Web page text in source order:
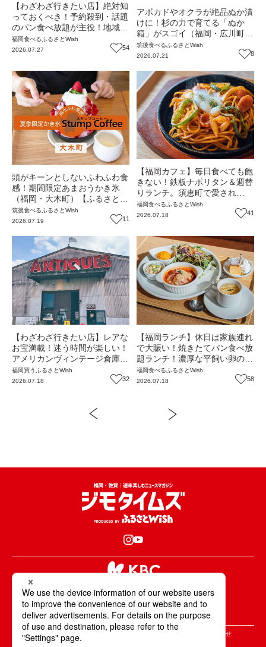
【わざわざ行きたい店】絶対知
っておくべき！予約殺到・話題
のパン食べ放題が主役！地域の
愛されビュッフェレストラン
『bound garden』（福岡・新
福岡食べる ふるさとWish
2026.07.27
54
アボカドやオクラが絶品ぬか漬
けに！杉の力で育てる「ぬか
箱」がスゴイ（福岡・広川町）
【ふるさとWish】
筑後食べる ふるさとWish
2026.07.21
8
頭がキーンとしないふわふわ食
感！期間限定あまおうかき氷
（福岡・大木町）【ふるさと
Wish】
筑後食べる ふるさとWish
2026.07.19
11
【福岡カフェ】毎日食べても飽
きない！鉄板ナポリタン＆週替
りランチ。須恵町で愛され
る"やさしいご飯"カフェ『cota
cafe』（福岡・須恵町）【まち
福岡食べるふるさとWish
2026.07.18
41
【わざわざ行きたい店】レアな
お宝満載！迷う時間が楽しい！
アメリカンヴィンテージ倉庫
『glow』（福岡・新宮町）【ま
ち歩き】
福岡 買う ふるさとWish
2026.07.18
32
【福岡ランチ】休日は家族連れ
で大賑い！焼きたてパン食べ放
題ランチ！濃厚な平飼い卵の料
理＆直売も人気『TAKENO
FARMトリアス久山店』（福
福岡食べる ふるさとWish
2026.07.18
58
KBCが取材・撮影した情報・映像は国内外の
テレビ・ラジオ・インターネットなどで放送・配信します。
All Rights Reserved. Copyright © KBC Co.,Ltd.
＞ジモタイムズについて
＞お問合せ
＞個人情報の取り扱いについて